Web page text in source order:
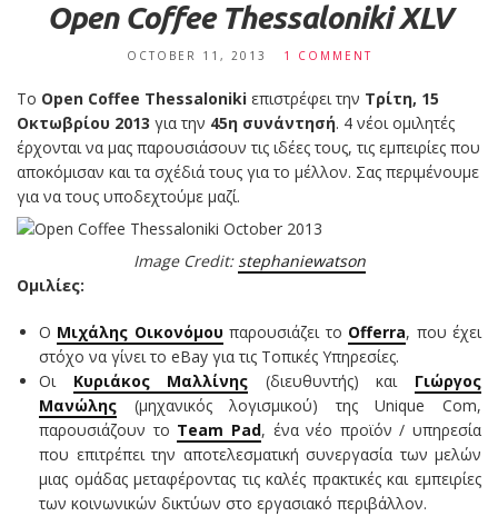
Open Coffee Thessaloniki XLV
OCTOBER 11, 2013 1 COMMENT
Το Open Coffee Thessaloniki επιστρέφει την Τρίτη, 15
Οκτωβρίου 2013 για την 45η συνάντησή. 4 νέοι ομιλητές
έρχονται να μας παρουσιάσουν τις ιδέες τους, τις εμπειρίες που
αποκόμισαν και τα σχέδιά τους για το μέλλον. Σας περιμένουμε
για να τους υποδεχτούμε μαζί.
Image Credit: stephaniewatson
Ομιλίες:
O Μιχάλης Οικονόμουπαρουσιάζει το Offerra, που έχει
στόχο να γίνει το eBay για τις Τοπικές Υπηρεσίες.
Οι
Κυριάκος Μαλλίνης (διευθυντής) και Γιώργος
Μανώλης (μηχανικός λογισμικού) της Unique Com,
παρουσιάζουν το Team Pad, ένα νέο προϊόν / υπηρεσία
που επιτρέπει την αποτελεσματική συνεργασία των μελών
μιας ομάδας μεταφέροντας τις καλές πρακτικές και εμπειρίες
των κοινωνικών δικτύων στο εργασιακό περιβάλλον.